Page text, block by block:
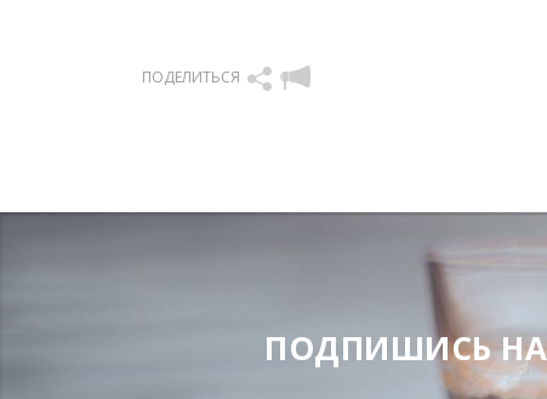
ПОДЕЛИТЬСЯ
ПОДПИШИСЬ НА